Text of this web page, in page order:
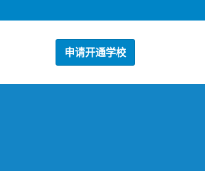
申请开通学校